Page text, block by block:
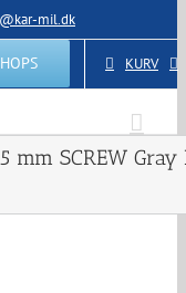
mil.dk
KURV
mm SCREW Gray